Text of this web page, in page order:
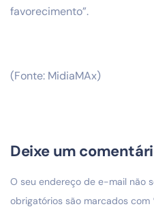
favorecimento”.
(Fonte: MidiaMAx)
Deixe um
O seu endereço de e-mail não
obrigatórios são marcados com